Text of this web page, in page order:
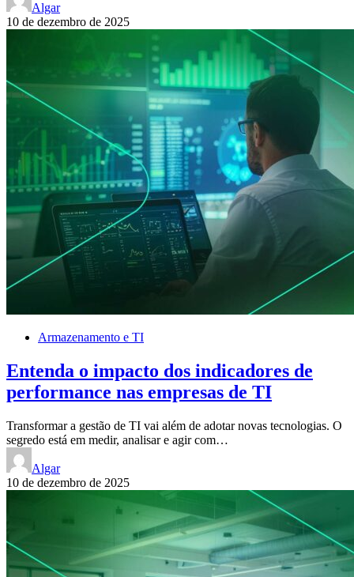
Algar
10 de dezembro de 2025
Armazenamento e TI
Entenda o impacto dos indicadores de
performance nas empresas de TI
Transformar a gestão de TI vai além de adotar novas tecnologias. O
segredo está em medir, analisar e agir com…
Algar
10 de dezembro de 2025